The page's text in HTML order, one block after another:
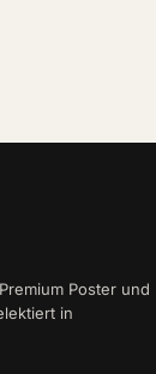
Poster und
in